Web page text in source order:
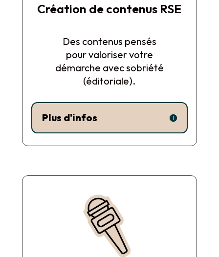
Création de contenus RSE
Des contenus pensés
pour valoriser votre
démarche avec sobriété
(éditoriale).
Plus d'infos